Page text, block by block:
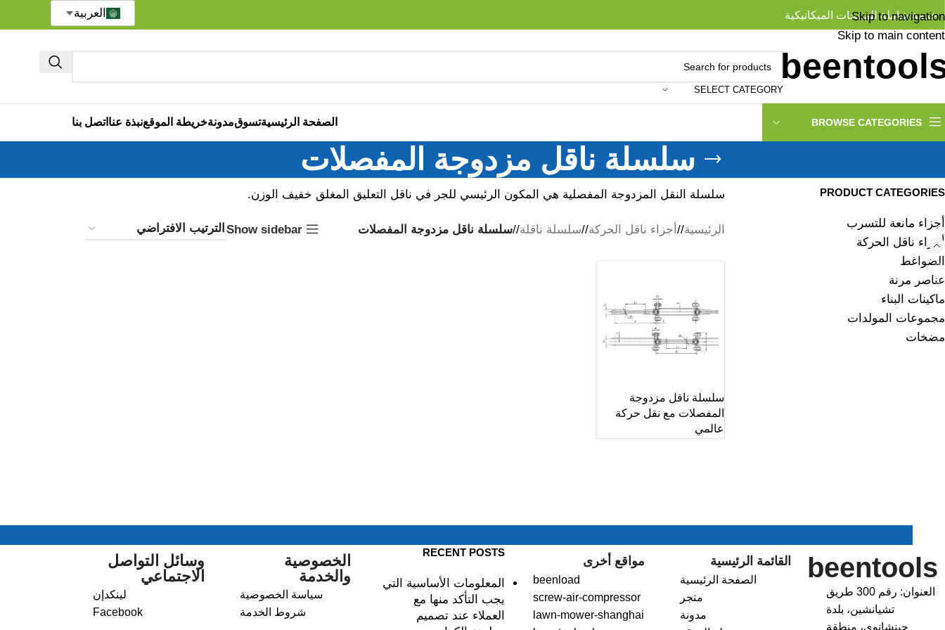
Skip to navigation
Skip to main content
خدمة شاملة للمنتجات الميكانيكية
SELECT CATEGORY
BROWSE CATEGORIES الصفحة الرئيسيةتسوقمدونةخريطة الموقعنبذة عنا اتصل بنا
العربية
سلسلة ناقل مزدوجة المفصلات
PRODUCT CATEGORIES
أجزاء مانعة للتسرب
أجزاء ناقل الحركة
الضواغط
عناصر مرنة
ماكينات البناء
مجموعات المولدات
مضخات
سلسلة النقل المزدوجة المفصلية هي المكون الرئيسي للجر في ناقل التعليق المغلق خفيف الوزن.
الرئيسية/ أجزاء ناقل الحركة/ سلسلة ناقلة/ سلسلة ناقل مزدوجة المفصلات Show sidebar
سلسلة ناقل مزدوجة
المفصلات مع نقل حركة
عالمي
beentools
العنوان: رقم 300 طريق
تشيانشين، بلدة
جينشانوي، منطقة
القائمة الرئيسية
الصفحة الرئيسية
متجر
مدونة
مواقع أخرى
beenload
screw-air-compressor
lawn-mower-shanghai
RECENT POSTS
المعلومات الأساسية التي
يجب التأكد منها مع
العملاء عند تصميم
الخصوصية
والخدمة
سياسة الخصوصية
شروط الخدمة
وسائل التواصل
الاجتماعي
لينكدإن
Facebook